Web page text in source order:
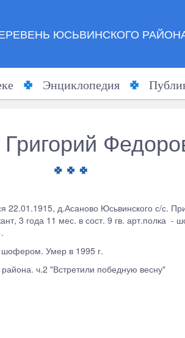
ЮСЬВИНСКОГО
Энциклопедия
22.01.1915, д.Асаново Юсьвинского с/с.
3 года 11 мес. в сост. 9 гв. арт.полка
шофером. Умер в 1995 г.
ч.2 "Встретили победную весну"